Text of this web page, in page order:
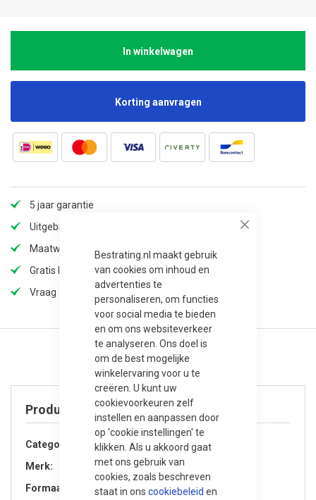
Bestrating.nl maakt gebruik
van cookies om inhoud en
advertenties te
personaliseren, om functies
voor social media te bieden
en om ons websiteverkeer
te analyseren. Ons doel is
om de best mogelijke
winkelervaring voor u te
creëren. U kunt uw
cookievoorkeuren zelf
instellen en aanpassen door
op 'cookie instellingen' te
klikken. Als u akkoord gaat
met ons gebruik van
cookies, zoals beschreven
staat in ons cookiebeleid en
In winkelwagen
Korting aanvragen
5 jaar garantie
Uitgebreid assortiment
Maatwerk mogelijk (langere levertijd)
Gratis bezorging
Vraag offerte aan voor extra korting!
Product specificaties
Categorie
Accessoires
Merk
Adezz
Formaat
Ø 120x60 cm